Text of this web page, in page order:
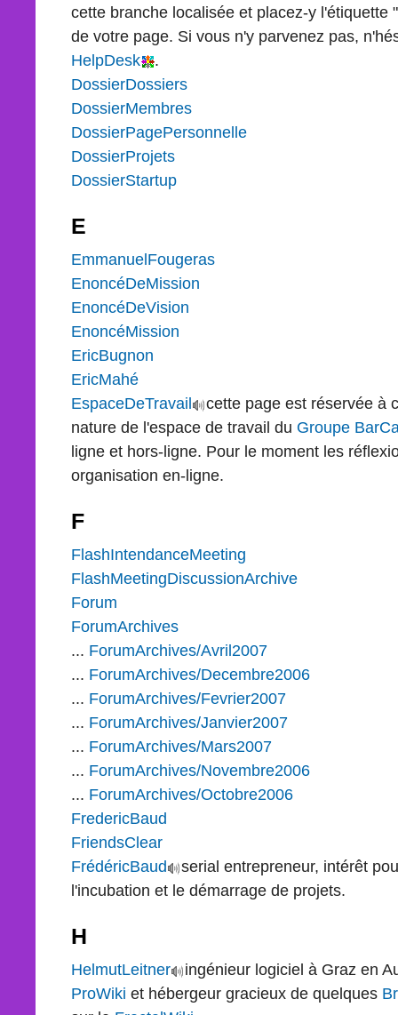
cette branche localisée et placez-y l'étiquette
de votre page. Si vous n'y parvenez pas,
HelpDesk
.
DossierDossiers
DossierMembres
DossierPagePersonnelle
DossierProjets
DossierStartup
E
EmmanuelFougeras
EnoncéDeMission
EnoncéDeVision
EnoncéMission
EricBugnon
EricMahé
EspaceDeTravail
cette page est réservée à
nature de l'espace de travail du Groupe
ligne et hors-ligne. Pour le moment les
organisation en-ligne.
F
FlashIntendanceMeeting
FlashMeetingDiscussionArchive
Forum
ForumArchives
... ForumArchives/Avril2007
... ForumArchives/Decembre2006
... ForumArchives/Fevrier2007
... ForumArchives/Janvier2007
... ForumArchives/Mars2007
... ForumArchives/Novembre2006
... ForumArchives/Octobre2006
FredericBaud
FriendsClear
FrédéricBaud
serial entrepreneur, intérêt
l'incubation et le démarrage de projets.
H
HelmutLeitner
ingénieur logiciel à Graz en
ProWiki et hébergeur gracieux de quelques